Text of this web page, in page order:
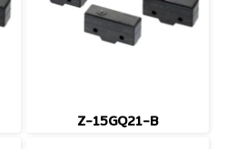
Z-15GQ21-B